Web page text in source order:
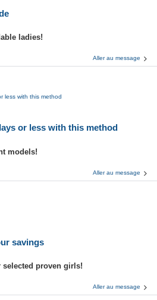
ladies!
Aller au message
less with this method
or less with this method
models!
Aller au message
savings
selected proven girls!
Aller au message